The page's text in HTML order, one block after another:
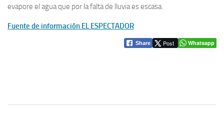
evapore el agua que por la falta de lluvia es escasa.
Fuente de información EL ESPECTADOR
Share Post Whatsapp